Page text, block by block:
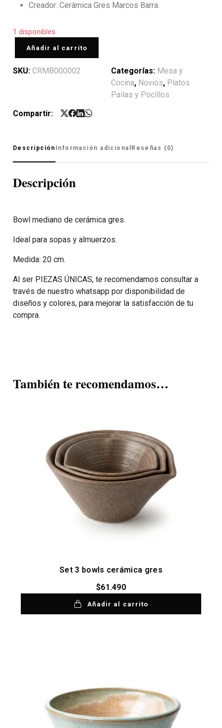
Creador: Cerámica Gres Marcos Barra.
1 disponibles
Añadir al carrito
SKU: CRMB000002 Categorías: Mesa y
Cocina, Novios, Platos
Pailas y Pocillos
Compartir:
Descripción Información adicional Reseñas (0)
Descripción
Bowl mediano de cerámica gres.
Ideal para sopas y almuerzos.
Medida: 20 cm.
Al ser PIEZAS ÚNICAS, te recomendamos consultar a
través de nuestro whatsapp por disponibilidad de
diseños y colores, para mejorar la satisfacción de tu
compra.
También te recomendamos…
Set 3 bowls cerámica gres
$61.490
Añadir al carrito